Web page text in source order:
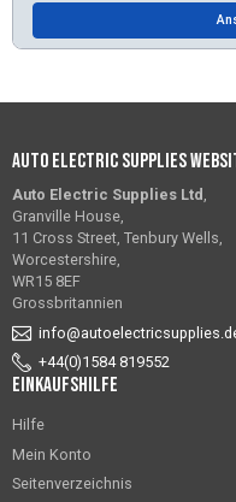
Auto Electric Supplies
Auto Electric Supplies Ltd ,
Granville House,
11 Cross Street, Tenbury Wells,
Worcestershire,
WR15 8EF
Grossbritannien
+44(0)1584 819552
Einkaufshilfe
Hilfe
Mein Konto
Seitenverzeichnis